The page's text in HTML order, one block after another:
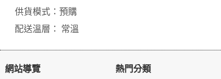
供貨模式：預購
配送溫層： 常溫
網站導覽 熱門分類